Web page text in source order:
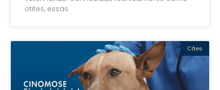
otites, essas
Cães